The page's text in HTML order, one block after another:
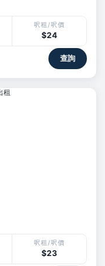
呎租/呎價
$24
查詢
呎租/呎價
$23